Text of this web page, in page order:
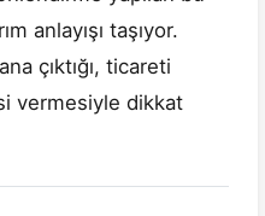
anlayışı taşıyor.
çıktığı, ticareti
vermesiyle dikkat